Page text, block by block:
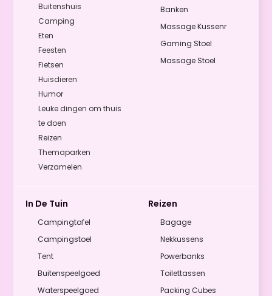
Buitenshuis
Camping
Eten
Feesten
Fietsen
Huisdieren
Humor
Leuke dingen om thuis
te doen
Reizen
Themaparken
Verzamelen
Banken
Massage Kussenr
Gaming Stoel
Massage Stoel
In De Tuin
Campingtafel
Campingstoel
Tent
Buitenspeelgoed
Waterspeelgoed
Reizen
Bagage
Nekkussens
Powerbanks
Toilettassen
Packing Cubes